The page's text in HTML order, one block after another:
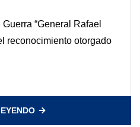
“General Rafael
reconocimiento otorgado